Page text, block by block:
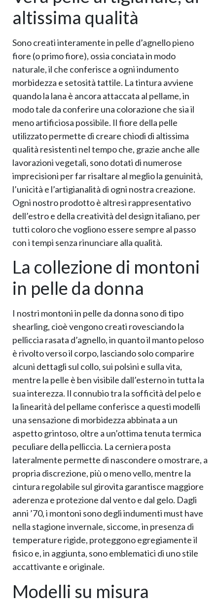
altissima qualità
Sono creati interamente in pelle d’agnello pieno
fiore (o primo fiore), ossia conciata in modo
naturale, il che conferisce a ogni indumento
morbidezza e setosità tattile. La tintura avviene
quando la lana è ancora attaccata al pellame, in
modo tale da conferire una colorazione che sia il
meno artificiosa possibile. Il fiore della pelle
utilizzato permette di creare chiodi di altissima
qualità resistenti nel tempo che, grazie anche alle
lavorazioni vegetali, sono dotati di numerose
imprecisioni per far risaltare al meglio la genuinità,
l’unicità e l’artigianalità di ogni nostra creazione.
Ogni nostro prodotto è altresì rappresentativo
dell’estro e della creatività del design italiano, per
tutti coloro che vogliono essere sempre al passo
con i tempi senza rinunciare alla qualità.
La collezione di montoni
in pelle da donna
I nostri montoni in pelle da donna sono di tipo
shearling, cioè vengono creati rovesciando la
pelliccia rasata d’agnello, in quanto il manto peloso
è rivolto verso il corpo, lasciando solo comparire
alcuni dettagli sul collo, sui polsini e sulla vita,
mentre la pelle è ben visibile dall’esterno in tutta la
sua interezza. Il connubio tra la sofficità del pelo e
la linearità del pellame conferisce a questi modelli
una sensazione di morbidezza abbinata a un
aspetto grintoso, oltre a un’ottima tenuta termica
peculiare della pelliccia. La cerniera posta
lateralmente permette di nascondere o mostrare, a
propria discrezione, più o meno vello, mentre la
cintura regolabile sul girovita garantisce maggiore
aderenza e protezione dal vento e dal gelo. Dagli
anni ’70, i montoni sono degli indumenti must have
nella stagione invernale, siccome, in presenza di
temperature rigide, proteggono egregiamente il
fisico e, in aggiunta, sono emblematici di uno stile
accattivante e originale.
Modelli su misura